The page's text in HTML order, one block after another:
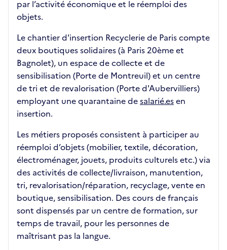
par l’activité économique et le réemploi des
objets.
Le chantier d'insertion Recyclerie de Paris compte
deux boutiques solidaires (à Paris 20ème et
Bagnolet), un espace de collecte et de
sensibilisation (Porte de Montreuil) et un centre
de tri et de revalorisation (Porte d'Aubervilliers)
employant une quarantaine desalarié.esen
insertion.
Les métiers proposés consistent à participer au
réemploi d’objets (mobilier, textile, décoration,
électroménager, jouets, produits culturels etc.) via
des activités de collecte/livraison, manutention,
tri, revalorisation/réparation, recyclage, vente en
boutique, sensibilisation. Des cours de français
sont dispensés par un centre de formation, sur
temps de travail, pour les personnes de
maîtrisant pas la langue.